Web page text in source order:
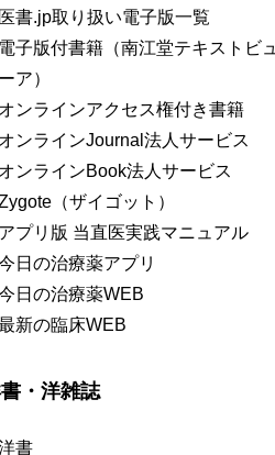
医書.jp取り扱い電子版一覧
電子版付書籍（南江堂テキストビュ
ーア）
オンラインアクセス権付き書籍
オンラインJournal法人サービス
オンラインBook法人サービス
（ザイゴット）
アプリ版 当直医実践マニュアル
日の治療薬アプリ
日の治療薬WEB
新の臨床WEB
・洋雑誌
書